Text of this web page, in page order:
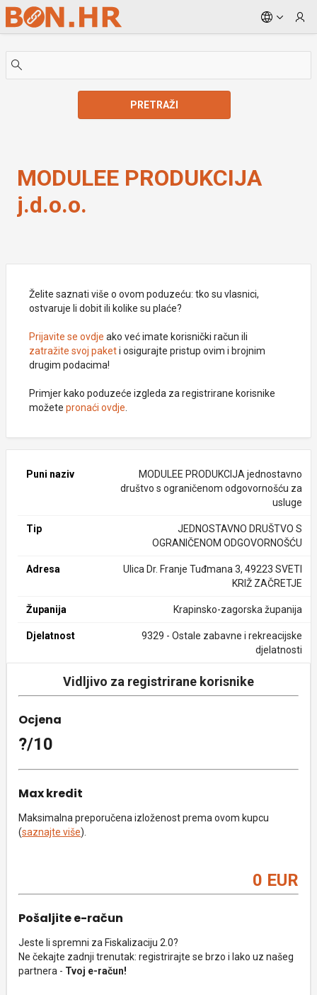
Skip to Main Content
PRETRAŽI
MODULEE PRODUKCIJA
j.d.o.o.
Želite saznati više o ovom poduzeću: tko su vlasnici,
ostvaruje li dobit ili kolike su plaće?
Prijavite se ovdje ako već imate korisnički račun ili
zatražite svoj paketi osigurajte pristup ovim i brojnim
drugim podacima!
Primjer kako poduzeće izgleda za registrirane korisnike
možete pronaći ovdje
Puni naziv
MODULEE PRODUKCIJA jednostavno
društvo s ograničenom odgovornošću za
usluge
Tip
JEDNOSTAVNO DRUŠTVO S
OGRANIČENOM ODGOVORNOŠĆU
Adresa
Ulica Dr. Franje Tuđmana 3, 49223 SVETI
KRIŽ ZAČRETJE
Županija Krapinsko-zagorska županija
Djelatnost
9329 - Ostale zabavne i rekreacijske
djelatnosti
Vidljivo za registrirane korisnike
Ocjena
?/10
Max kredit
Maksimalna preporučena izloženost prema ovom kupcu
(saznajte više).
0 EUR
Pošaljite e-račun
Jeste li spremni za Fiskalizaciju 2.0?
Ne čekajte zadnji trenutak: registrirajte se brzo i lako uz našeg
partnera - Tvoj e-račun!